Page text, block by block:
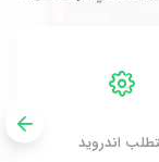
اندرويد